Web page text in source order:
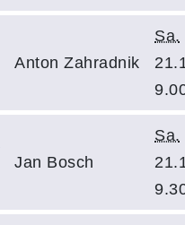
Anton Zahradnik
Sa.
Jan Bosch
Sa.